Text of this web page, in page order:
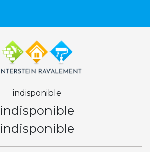
indisponible
indisponible
indisponible